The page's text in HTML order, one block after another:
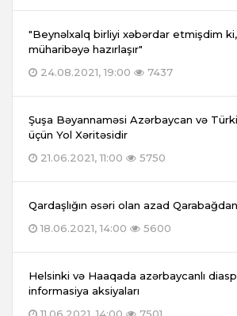
"Beynəlxalq birliyi xəbərdar etmişdim
müharibəyə hazırlaşır"
24.08.2021, 19:00
7437
Şuşa Bəyannaməsi Azərbaycan və
üçün Yol Xəritəsidir
21.06.2021, 11:00
5750
Qardaşlığın əsəri olan azad
18.06.2021, 14:00
5600
Helsinki və Haaqada azərbaycanlı
informasiya aksiyaları